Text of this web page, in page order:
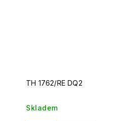
TH 1762/RE DQ2
Skladem